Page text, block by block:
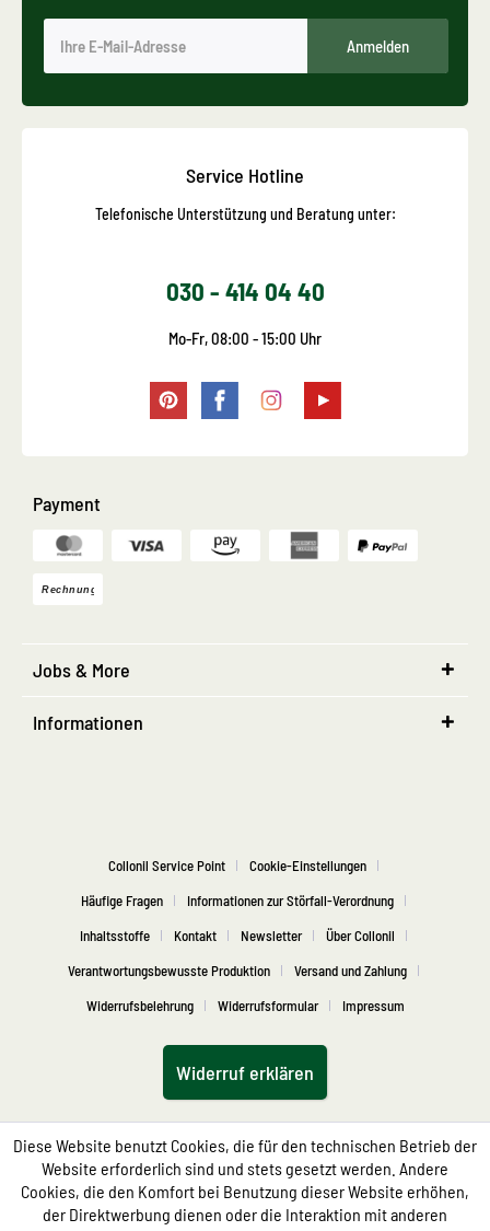
Anmelden
Service Hotline
Telefonische Unterstützung und Beratung unter:
030 - 414 04 40
Mo-Fr, 08:00 - 15:00 Uhr
Payment
Jobs & More
Informationen
Collonil Service Point
Cookie-Einstellungen
Häufige Fragen
Informationen zur Störfall-Verordnung
Inhaltsstoffe
Kontakt Newsletter
Über Collonil
Verantwortungsbewusste Produktion
Versand und Zahlung
Widerrufsbelehrung
Widerrufsformular Impressum
Widerruf erklären
Diese Website benutzt Cookies, die für den technischen Betrieb der
Website erforderlich sind und stets gesetzt werden. Andere
Cookies, die den Komfort bei Benutzung dieser Website erhöhen,
der Direktwerbung dienen oder die Interaktion mit anderen